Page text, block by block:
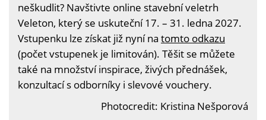
neškudlit? Navštivte online stavební veletrh
Veleton, který se uskuteční 17. – 31. ledna 2027.
Vstupenku lze získat již nyní na tomto odkazu
(počet vstupenek je limitován). Těšit se můžete
také na množství inspirace, živých přednášek,
konzultací s odborníky i slevové vouchery.
Photocredit: Kristina Nešporová